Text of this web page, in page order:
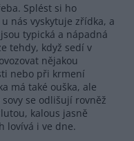
Splést si ho
nás vyskytuje zřídka, a
typická a nápadná
tehdy, když sedí v
nějakou
nebo při krmení
má také ouška, ale
se odlišují rovněž
kalous jasně
lovívá i ve dne.